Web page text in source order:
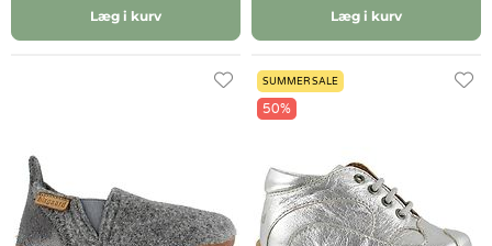
Læg i kurv Læg i kurv
SUMMER SALE
50%